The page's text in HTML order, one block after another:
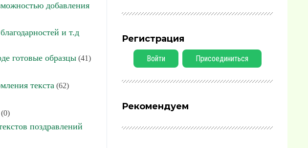
добавления
и т.д
готовые образцы (41)
текста (62)
(0)
поздравлений
Регистрация
Войти Присоединиться
Рекомендуем